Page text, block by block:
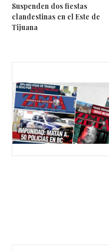
Suspenden dos fiestas
clandestinas en el Este de
Tijuana